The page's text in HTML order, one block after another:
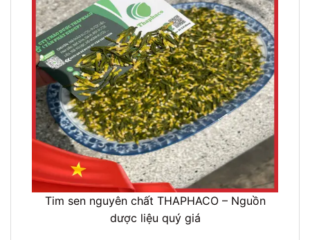
Tim sen nguyên chất THAPHACO – Nguồn
dược liệu quý giá